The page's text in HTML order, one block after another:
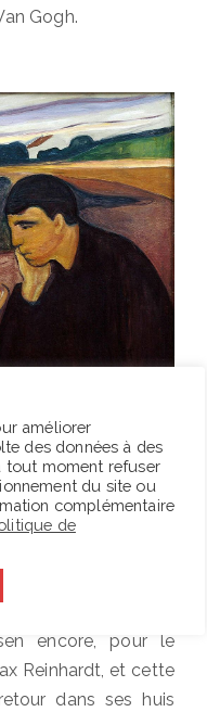
Gogh.
encore avec
le théâtre. Sont
et des
pour Lugné-Poe.
à Hedda Gabler,
banquier John
encore, pour le
Reinhardt, et cette
dans ses huis
améliorer
des données à des
tout moment refuser
du site ou
complémentaire
de